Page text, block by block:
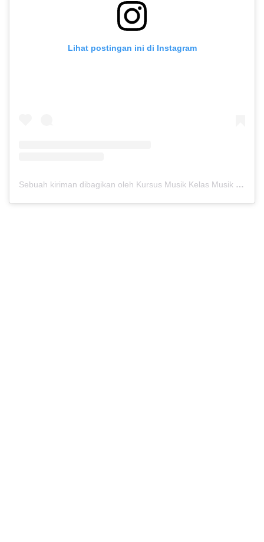
Lihat postingan ini di Instagram
Sebuah kiriman dibagikan oleh Kursus Musik Kelas Musik (@kelasmusik)